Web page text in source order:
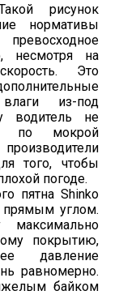
рисунок
нормативы
несмотря на
Это
из-под
водитель не
по мокрой
того, чтобы
погоде.
пятна Shinko
прямым углом.
максимально
покрытию,
давление
равномерно.
байком